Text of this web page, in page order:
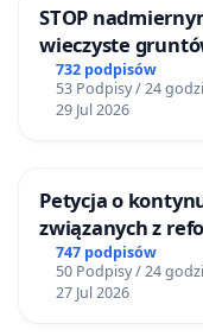
STOP
wieczyste
ogrody działkowe.
732 podpisów
53 Podpisy / 24
29 Jul 2026
Petycja o
związanych z
747 podpisów
50 Podpisy / 24
27 Jul 2026